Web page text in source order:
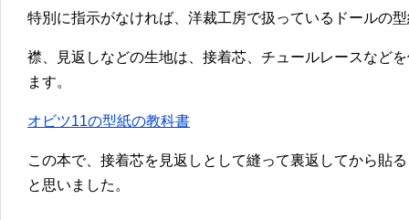
特別に指示がなければ、洋裁工房で扱っているドールの
襟、見返しなどの生地は、接着芯、チュールレースなど
ます。
オビツ11の型紙の教科書
この本で、接着芯を見返しとして縫って裏返してから貼
と思いました。